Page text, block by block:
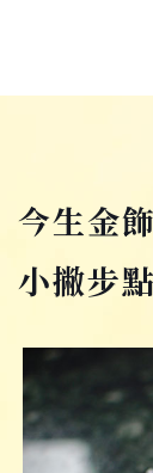
今生金
小撇步